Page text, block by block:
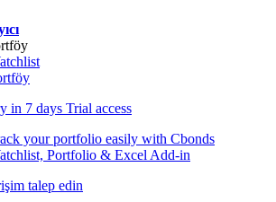
in 7 days Trial access
your portfolio easily with Cbonds
Portfolio & Excel Add-in
talep edin